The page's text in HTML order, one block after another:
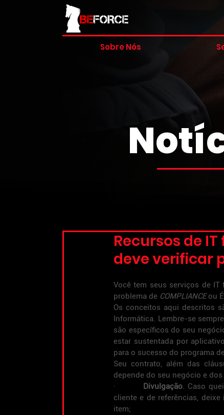
Sobre Nós
Recursos de
deve verificar
Você tem seus serviços de IT
problema de COMPLIANCE ou
Os conceitos aqui descritos
Informática. Lembre-se
são específicos do seu
estar sustentada por
para o sucesso do programa de
Seu contrato, além das
depende do seu negócio e
· Divulgação. Caso
cliente e de referências,
item;